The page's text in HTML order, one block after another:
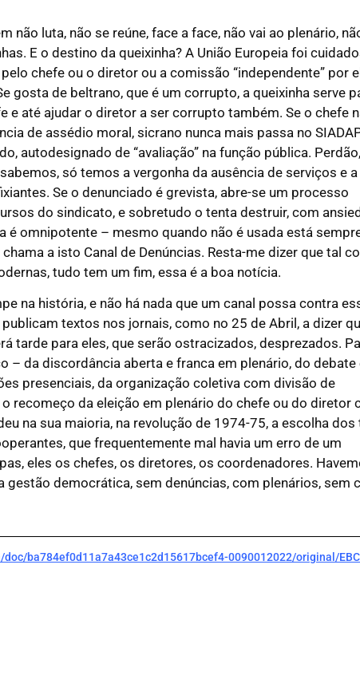
não luta, não se reúne, face a face, não vai ao plenário,
E o destino da queixinha? A União Europeia foi
chefe ou o diretor ou a comissão “independente” por
gosta de beltrano, que é um corrupto, a queixinha serve
e até ajudar o diretor a ser corrupto também. Se o chefe
de assédio moral, sicrano nunca mais passa no
autodesignado de “avaliação” na função pública.
só temos a vergonha da ausência de serviços e a
Se o denunciado é grevista, abre-se um processo
do sindicato, e sobretudo o tenta destruir, com
é omnipotente – mesmo quando não é usada está
a isto Canal de Denúncias. Resta-me dizer que tal
tudo tem um fim, essa é a boa notícia.
na história, e não há nada que um canal possa contra
textos nos jornais, como no 25 de Abril, a dizer
tarde para eles, que serão ostracizados, desprezados.
– da discordância aberta e franca em plenário, do debate
presenciais, da organização coletiva com divisão de
recomeço da eleição em plenário do chefe ou do diretor
na sua maioria, na revolução de 1974-75, a escolha dos
que frequentemente mal havia um erro de um
eles os chefes, os diretores, os coordenadores.
gestão democrática, sem denúncias, com plenários, sem
ba784ef0d11a7a43ce1c2d15617bcef4-0090012022/original/